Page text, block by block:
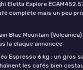
Eletta Explore
complète mais un peu
Blue Mountain (Volcanica)
la claque annoncée
Espresso 6 kg : un gros
les cafés bien